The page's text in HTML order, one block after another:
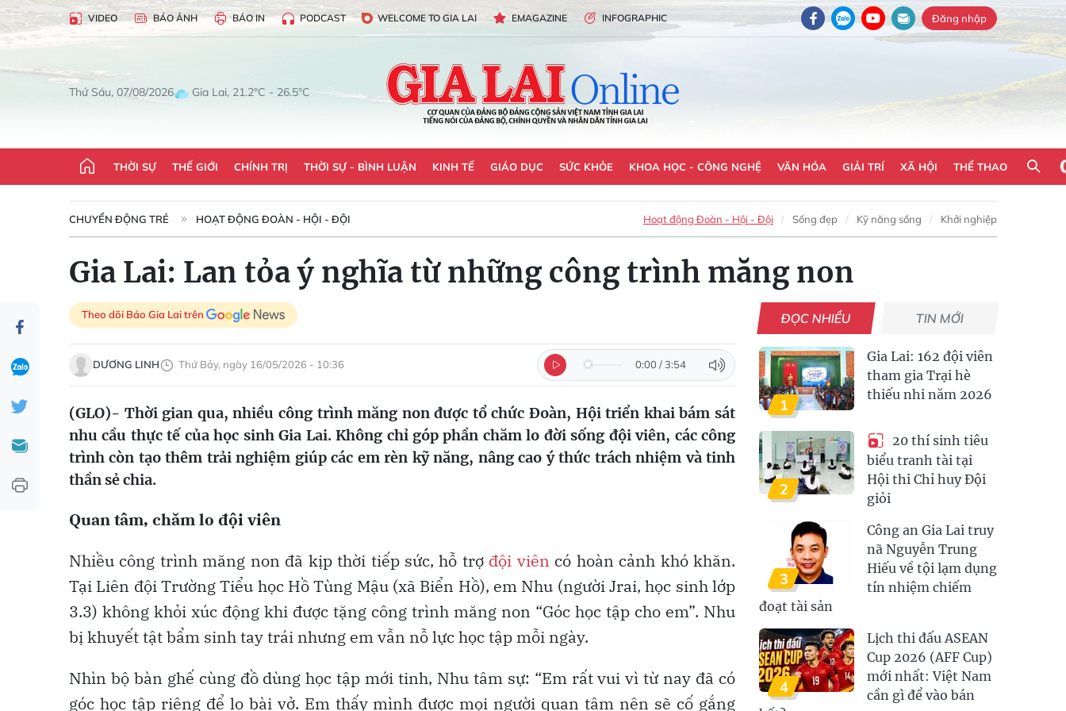
VIDEO BÁO ẢNH BÁO IN PODCAST WELCOME TO GIA LAI EMAGAZINE INFOGRAPHIC Đăng nhập
Thứ Sáu, 07/08/2026 Gia Lai, 21.2°C - 26.5°C
THỜI SỰ THẾ GIỚI CHÍNH TRỊ THỜI SỰ - BÌNH LUẬN KINH TẾ GIÁO DỤC SỨC KHỎE KHOA HỌC - CÔNG NGHỆ VĂN HÓA GIẢI TRÍ XÃ HỘI THỂ THAO
CHUYỂN ĐỘNG TRẺ HOẠT ĐỘNG ĐOÀN - HỘI - ĐỘI Hoạt động Đoàn - Hội - Đội Sống đẹp Kỹ năng sống Khởi nghiệp
Gia Lai: Lan tỏa ý nghĩa từ những công trình măng non
Theo dõi Báo Gia Lai trên
DƯƠNG LINH Thứ Bảy, ngày 16/05/2026 - 10:36 0:00 / 3:54
(GLO)- Thời gian qua, nhiều công trình măng non được tổ chức Đoàn, Hội triển khai bám sát
nhu cầu thực tế của học sinh Gia Lai. Không chỉ góp phần chăm lo đời sống đội viên, các công
trình còn tạo thêm trải nghiệm giúp các em rèn kỹ năng, nâng cao ý thức trách nhiệm và tinh
thần sẻ chia.
Quan tâm, chăm lo đội viên
Nhiều công trình măng non đã kịp thời tiếp sức, hỗ trợ đội viên có hoàn cảnh khó khăn.
Tại Liên đội Trường Tiểu học Hồ Tùng Mậu (xã Biển Hồ), em Nhu (người Jrai, học sinh lớp
3.3) không khỏi xúc động khi được tặng công trình măng non “Góc học tập cho em”. Nhu
bị khuyết tật bẩm sinh tay trái nhưng em vẫn nỗ lực học tập mỗi ngày.
Nhìn bộ bàn ghế cùng đồ dùng học tập mới tinh, Nhu tâm sự: “Em rất vui vì từ nay đã có
góc học tập riêng để lo bài vở. Em thấy mình được mọi người quan tâm nên sẽ cố gắng
ĐỌC NHIỀU TIN MỚI
1
Gia Lai: 162 đội viên
tham gia Trại hè
thiếu nhi năm 2026
2
20 thí sinh tiêu
biểu tranh tài tại
Hội thi Chỉ huy Đội
giỏi
3
Công an Gia Lai truy
nã Nguyễn Trung
Hiếu về tội lạm dụng
tín nhiệm chiếm
đoạt tài sản
4
Lịch thi đấu ASEAN
Cup 2026 (AFF Cup)
mới nhất: Việt Nam
cần gì để vào bán